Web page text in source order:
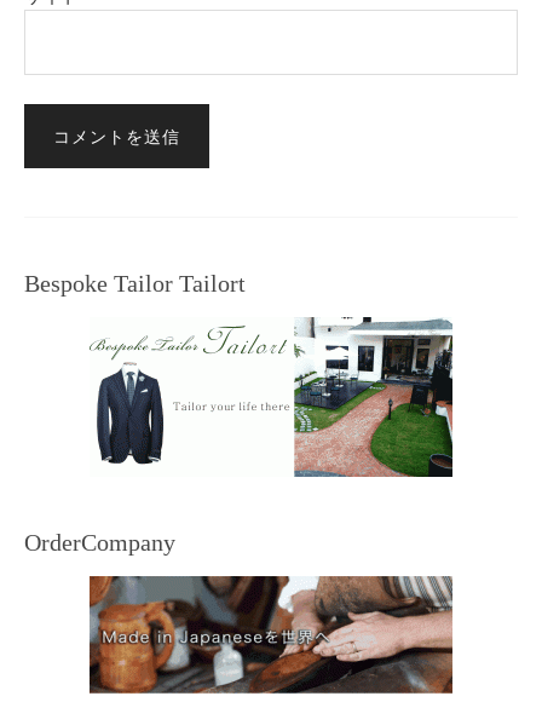
Bespoke Tailor Tailort
OrderCompany